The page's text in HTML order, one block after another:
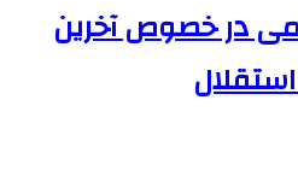
در خصوص آخرین